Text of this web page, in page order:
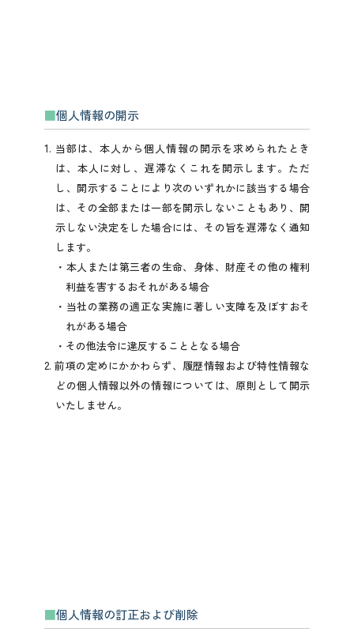
個人情報の開示
1. 当部は、本人から個人情報の開示を求められたとき
は、本人に対し、遅滞なくこれを開示します。ただ
し、開示することにより次のいずれかに該当する場合
は、その全部または一部を開示しないこともあり、開
示しない決定をした場合には、その旨を遅滞なく通知
します。
本人または第三者の生命、身体、財産その他の権利
利益を害するおそれがある場合
当社の業務の適正な実施に著しい支障を及ぼすおそ
れがある場合
その他法令に違反することとなる場合
2. 前項の定めにかかわらず、履歴情報および特性情報な
どの個人情報以外の情報については、原則として開示
いたしません。
個人情報の訂正および削除